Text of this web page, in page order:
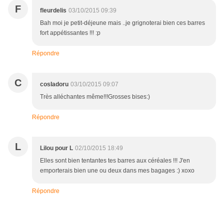
F fleurdelis 03/10/2015 09:39
Bah moi je petit-déjeune mais ..je grignoterai bien ces barres
fort appétissantes !!! :p
Répondre
C cosIadoru 03/10/2015 09:07
Très alléchantes même!!!Grosses bises:)
Répondre
L Lilou pour L 02/10/2015 18:49
Elles sont bien tentantes tes barres aux céréales !!! J'en
emporterais bien une ou deux dans mes bagages :) xoxo
Répondre